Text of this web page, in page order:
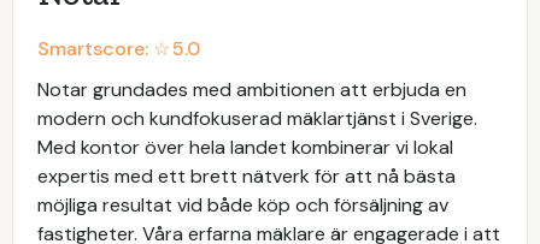
Smartscore: ☆5.0
Notar grundades med ambitionen att erbjuda en
modern och kundfokuserad mäklartjänst i Sverige.
Med kontor över hela landet kombinerar vi lokal
expertis med ett brett nätverk för att nå bästa
möjliga resultat vid både köp och försäljning av
fastigheter. Våra erfarna mäklare är engagerade i att